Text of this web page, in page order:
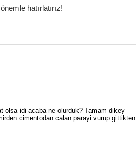
hatırlatırız!
olsa idi acaba ne olurduk? Tamam dikey
cimentodan calan parayi vurup gittikten